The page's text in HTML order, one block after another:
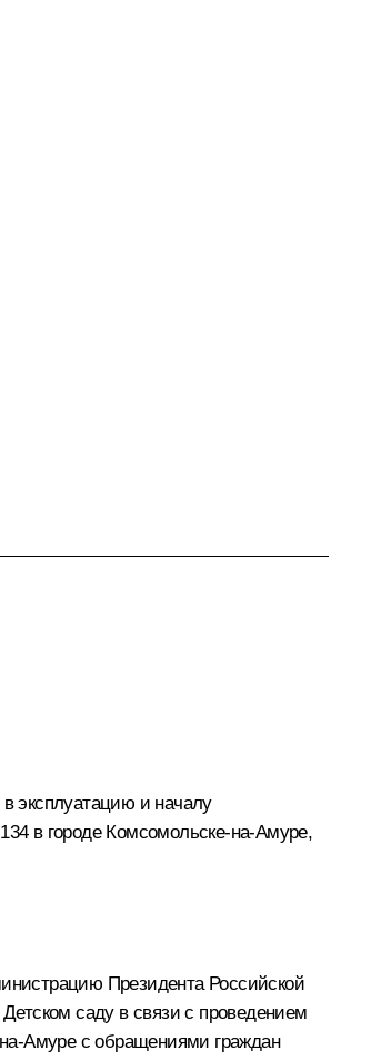
эксплуатацию и началу
в городе Комсомольске-на-Амуре,
Президента Российской
саду в связи с проведением
на-Амуре с обращениями граждан